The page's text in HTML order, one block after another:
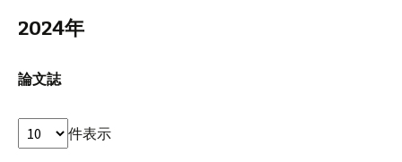
プ
2024年
論文誌
件表示